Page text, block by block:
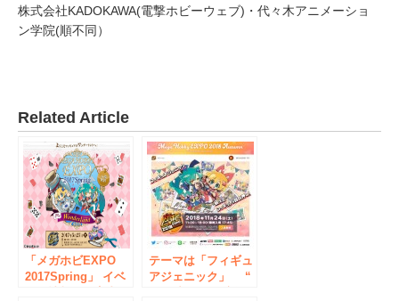
株式会社KADOKAWA(電撃ホビーウェブ)・代々木アニメーショ
ン学院(順不同）
Related Article
「メガホビEXPO
2017Spring」 イベ
テーマは「フィギュ
アジェニック」 “